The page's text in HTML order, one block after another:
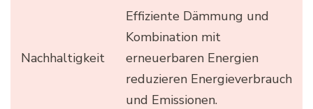
Nachhaltigkeit
Effiziente Dämmung und
Kombination mit
erneuerbaren Energien
reduzieren Energieverbrauch
und Emissionen.